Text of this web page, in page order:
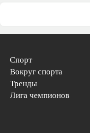
Спорт
Вокруг спорта
Тренды
Лига чемпионов